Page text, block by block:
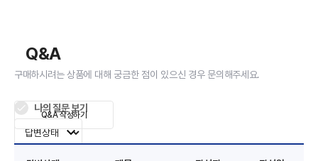
Q&A
구매하시려는 상품에 대해 궁금한 점이 있으신 경우 문의해주세요.
나의 질문 보기
Q&A 작성하기